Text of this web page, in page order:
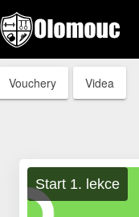
Vouchery Videa
Start 1. lekce